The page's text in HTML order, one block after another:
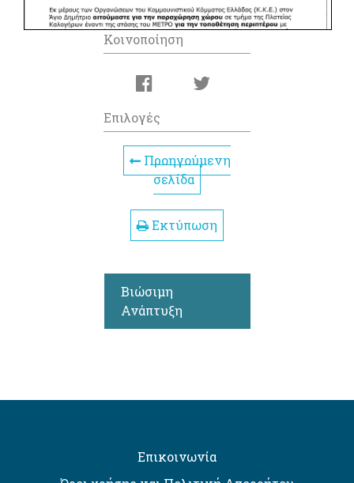
Κοινοποίηση
Επιλογές
Προηγούμενη
σελίδα
Εκτύπωση
Βιώσιμη
Ανάπτυξη
Επικοινωνία